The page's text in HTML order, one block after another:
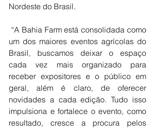
Nordeste do Brasil.
um dos maiores eventos agrícolas do
Brasil, buscamos deixar o espaço
cada vez mais organizado para
receber expositores e o público em
geral, além é claro, de oferecer
novidades a cada edição. Tudo isso
impulsiona e fortalece o evento, como
resultado, cresce a procura pelos